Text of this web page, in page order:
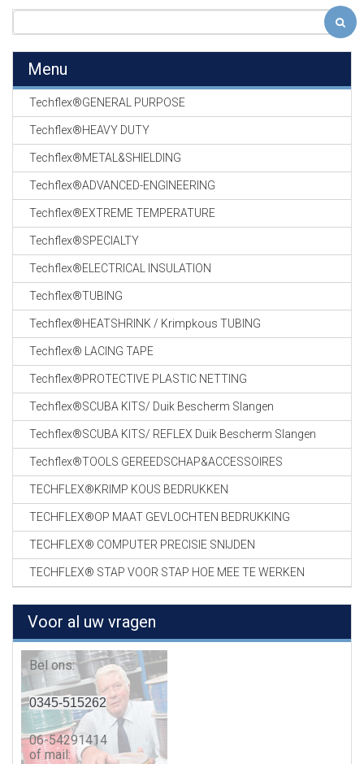
Menu
Techflex®GENERAL PURPOSE
Techflex®HEAVY DUTY
Techflex®METAL&SHIELDING
Techflex®ADVANCED-ENGINEERING
Techflex®EXTREME TEMPERATURE
Techflex®SPECIALTY
Techflex®ELECTRICAL INSULATION
Techflex®TUBING
Techflex®HEATSHRINK / Krimpkous TUBING
Techflex® LACING TAPE
Techflex®PROTECTIVE PLASTIC NETTING
Techflex®SCUBA KITS/ Duik Bescherm Slangen
Techflex®SCUBA KITS/ REFLEX Duik Bescherm Slangen
Techflex®TOOLS GEREEDSCHAP&ACCESSOIRES
TECHFLEX®KRIMP KOUS BEDRUKKEN
TECHFLEX®OP MAAT GEVLOCHTEN BEDRUKKING
TECHFLEX® COMPUTER PRECISIE SNIJDEN
TECHFLEX® STAP VOOR STAP HOE MEE TE WERKEN
Voor al uw vragen
Bel ons:
0345-515262
06-54291414
of mail: